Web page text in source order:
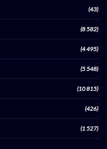
(43)
(8 582)
(4 495)
(5 548)
(10 815)
(426)
(1 527)